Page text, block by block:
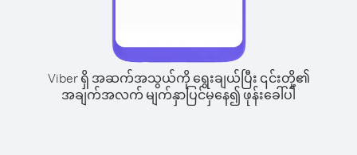
Viber ရှိ အဆက်အသွယ်ကို ရွေးချယ်ပြီး ၎င်းတို့၏
အချက်အလက် မျက်နှာပြင်မှနေ၍ ဖုန်းခေါ်ပါ